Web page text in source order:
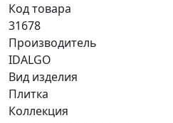
Код товара
31678
Производитель
IDALGO
Вид изделия
Плитка
Коллекция